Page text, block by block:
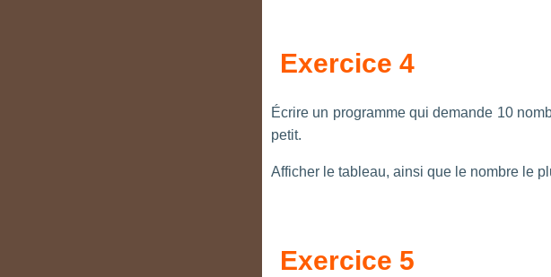
Exercice 4
Écrire un programme qui demande 10
petit.
Afficher le tableau, ainsi que le nombre le
Exercice 5